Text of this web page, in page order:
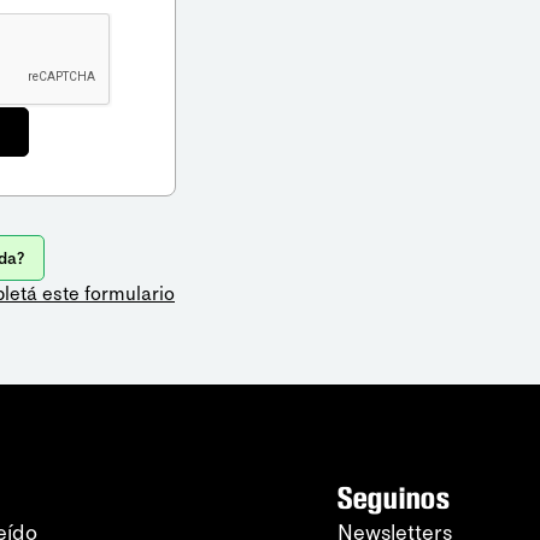
este formulario
Seguinos
Newsletters